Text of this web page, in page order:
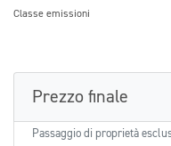
Classe emissioni
Prezzo finale
Passaggio di proprietà